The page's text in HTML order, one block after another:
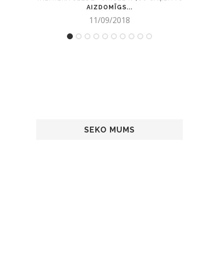
AIZDOMĪGS...
11/09/2018
SEKO MUMS